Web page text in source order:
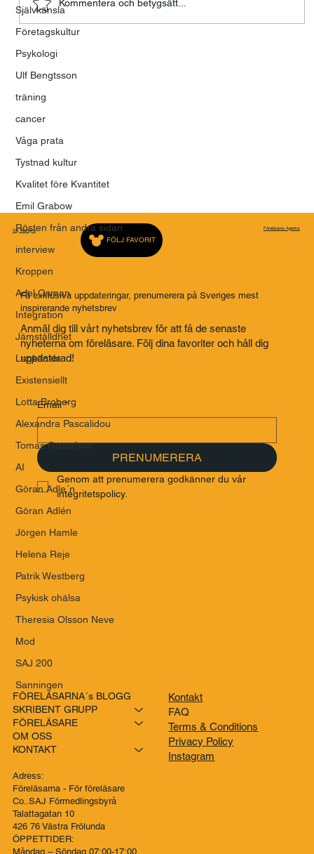
Självkänsla
Företagskultur
Psykologi
Ulf Bengtsson
träning
cancer
Våga prata
Tystnad kultur
Kvalitet före Kvantitet
Emil Grabow
Rösten från andra sidan
interview
Kroppen
Adel Osman
Integration
Jämställdhet
Lagkänsla
Existensiellt
Lotta Broberg
Alexandra Pascalidou
Tomas Gustafson
AI
Göran Adle´n
Göran Adlén
Jörgen Hamle
Helena Reje
Patrik Westberg
Psykisk ohälsa
Theresia Olsson Neve
Mod
SAJ 200
Sanningen
Modet att våga vara mänsklig
Kommentera och betygsätt...
Saj Talarbyrå Föreläsares Agentur
FÖLJ FAVORIT
Få exklusiva uppdateringar, prenumerera på Sveriges mest
inspirerande nyhetsbrev
Anmäl dig till vårt nyhetsbrev för att få de senaste
nyheterna om föreläsare. Följ dina favoriter och håll dig
uppdaterad!
Email *
PRENUMERERA
Genom att prenumerera godkänner du vår
integritetspolicy.
FÖRELÄSARNA´s BLOGG
SKRIBENT GRUPP
FÖRELÄSARE
OM OSS
KONTAKT
Adress:
Föreläsarna - För föreläsare
Co..SAJ Förmedlingsbyrå
Talattagatan 10
426 76 Västra Frölunda
ÖPPETTIDER:
Måndag – Söndag 07:00-17:00
Kontakt
FAQ
Terms & Conditions
Privacy Policy
Instagram